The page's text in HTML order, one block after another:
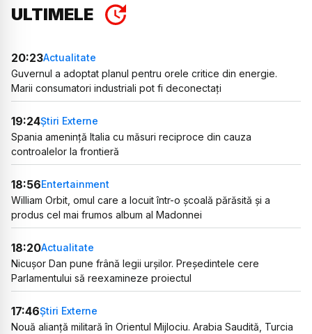
ULTIMELE
20:23Actualitate
Guvernul a adoptat planul pentru orele critice din energie.
Marii consumatori industriali pot fi deconectați
19:24Știri Externe
Spania amenință Italia cu măsuri reciproce din cauza
controalelor la frontieră
18:56Entertainment
William Orbit, omul care a locuit într-o școală părăsită și a
produs cel mai frumos album al Madonnei
18:20Actualitate
Nicușor Dan pune frână legii urșilor. Președintele cere
Parlamentului să reexamineze proiectul
17:46Știri Externe
Nouă alianță militară în Orientul Mijlociu. Arabia Saudită, Turcia